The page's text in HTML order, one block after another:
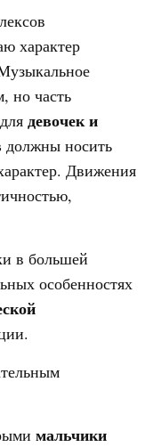
характер
но часть
девочек и
должны носить
Движения
в большей
особенностях
мальчики